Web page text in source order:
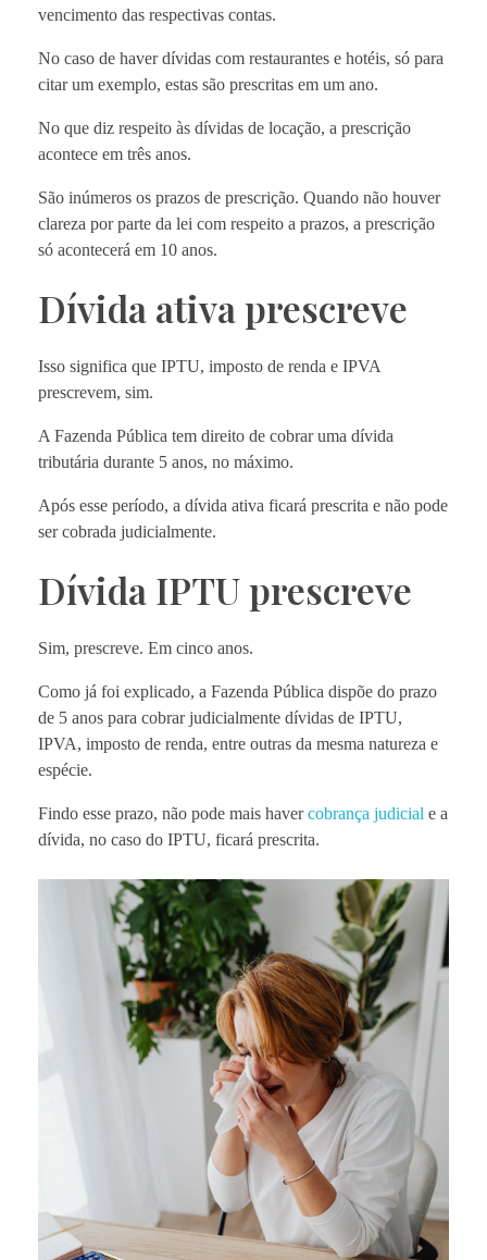
vencimento das respectivas contas.
No caso de haver dívidas com restaurantes e hotéis, só para
citar um exemplo, estas são prescritas em um ano.
No que diz respeito às dívidas de locação, a prescrição
acontece em três anos.
São inúmeros os prazos de prescrição. Quando não houver
clareza por parte da lei com respeito a prazos, a prescrição
só acontecerá em 10 anos.
Dívida ativa prescreve
Isso significa que IPTU, imposto de renda e IPVA
prescrevem, sim.
A Fazenda Pública tem direito de cobrar uma dívida
tributária durante 5 anos, no máximo.
Após esse período, a dívida ativa ficará prescrita e não pode
ser cobrada judicialmente.
Dívida IPTU prescreve
Sim, prescreve. Em cinco anos.
Como já foi explicado, a Fazenda Pública dispõe do prazo
de 5 anos para cobrar judicialmente dívidas de IPTU,
IPVA, imposto de renda, entre outras da mesma natureza e
espécie.
Findo esse prazo, não pode mais havercobrança judicial e a
dívida, no caso do IPTU, ficará prescrita.